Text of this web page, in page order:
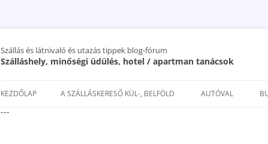
Szállás és látnivaló és utazás tippek blog-fórum
Szálláshely, minőségi üdülés, hotel / apartman tanácsok
KEZDŐLAP A SZÁLLÁSKERESŐ KÜL-, BELFÖLD AUTÓVAL
---